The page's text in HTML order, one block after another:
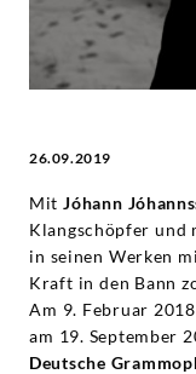
26.09.2019
MitJóhann
Klangschöpfer und
in seinen Werken
Kraft in den Bann
Am 9. Februar
am 19. September
Deutsche